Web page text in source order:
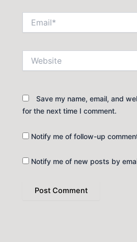
Save my name, email, and
for the next time I comment.
Notify me of follow-up
Notify me of new posts by